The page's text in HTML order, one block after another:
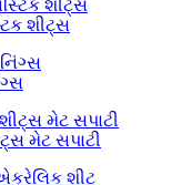
શીટ્સ
મેટ સપાટી